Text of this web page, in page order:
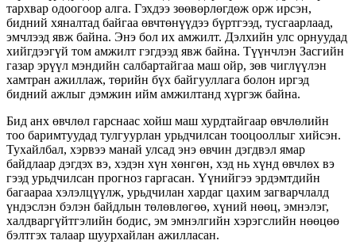
тархвар одоогоор алга. Гэхдээ зөөвөрлөгдөж орж ирсэн,
бидний хяналтад байгаа өвчтөнүүдээ бүртгээд, тусгаарлаад,
эмчлээд явж байна. Энэ бол их амжилт. Дэлхийн улс орнуудад
хийгдээгүй том амжилт гэгдээд явж байна. Түүнчлэн Засгийн
газар эрүүл мэндийн салбартайгаа маш ойр, зөв чиглүүлэн
хамтран ажиллаж, төрийн бүх байгууллага болон иргэд
бидний ажлыг дэмжин ийм амжилтанд хүргэж байна.
Бид анх өвчлөл гарснаас хойш маш хурдтайгаар өвчлөлийн
тоо баримтуудад тулгуурлан урьдчилсан тооцооллыг хийсэн.
Тухайлбал, хэрвээ манай улсад энэ өвчин дэгдвэл ямар
байдлаар дэгдэх вэ, хэдэн хүн хөнгөн, хэд нь хүнд өвчлөх вэ
гээд урьдчилсан прогноз гаргасан. Үүнийгээ эрдэмтдийн
багаараа хэлэлцүүлж, урьдчилан хардаг цахим загварчлалд
үндэслэн бэлэн байдлын төлөвлөгөө, хүний нөөц, эмнэлэг,
халдваргүйтгэлийн бодис, эм эмнэлгийн хэрэгслийн нөөцөө
бэлтгэх талаар шуурхайлан ажилласан.